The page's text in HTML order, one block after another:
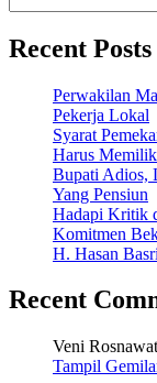
Recent Posts
Perwakilan
Pekerja Lokal
Syarat
Harus
Bupati Adios,
Yang Pensiun
Hadapi Kritik
Komitmen
H. Hasan
Recent
Veni
Tampil